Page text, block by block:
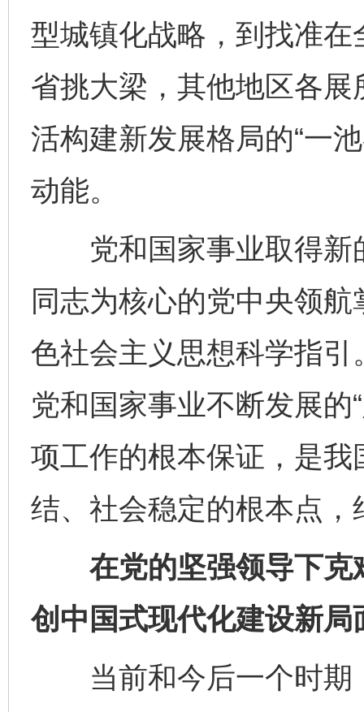
型城镇化战略，到找准
省挑大梁，其他地区各
活构建新发展格局的“一
动能。
党和国家事业取得新
同志为核心的党中央领
色社会主义思想科学指
党和国家事业不断发展的
项工作的根本保证，是
结、社会稳定的根本点
在党的坚强领导下克
创中国式现代化建设新局
当前和今后一个时期